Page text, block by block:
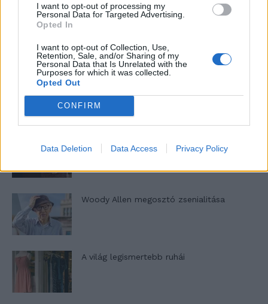
I want to opt-out of processing my
Personal Data for Targeted Advertising.
Opted In
I want to opt-out of Collection, Use,
Retention, Sale, and/or Sharing of my
Personal Data that Is Unrelated with the
Purposes for which it was collected.
Opted Out
CONFIRM
Data Deletion Data Access Privacy Policy
gyűjteménye
Elyna Robbs: Adéle és az örökölt árnyak
13. rész
Woody Allen megosztó zsenialitása
A világ legismertebb ruhái